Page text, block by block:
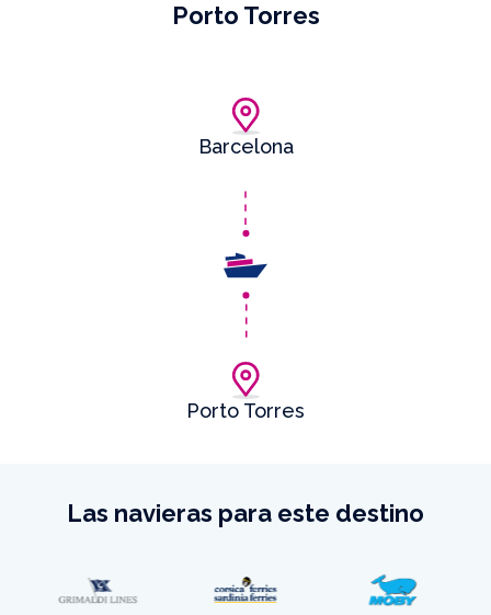
Porto Torres
Barcelona
Porto Torres
Las navieras para este destino